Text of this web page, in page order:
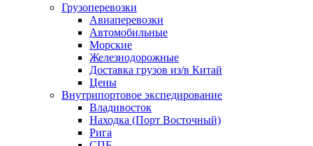
Грузоперевозки
Авиаперевозки
Автомобильные
Морские
Железнодорожные
Доставка грузов из/в Китай
Цены
Внутрипортовое экспедирование
Владивосток
Находка (Порт Восточный)
Рига